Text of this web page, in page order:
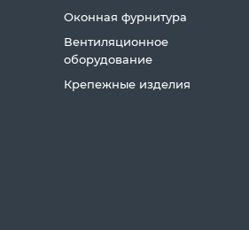
Оконная фурнитура
Вентиляционное
оборудование
Крепежные изделия